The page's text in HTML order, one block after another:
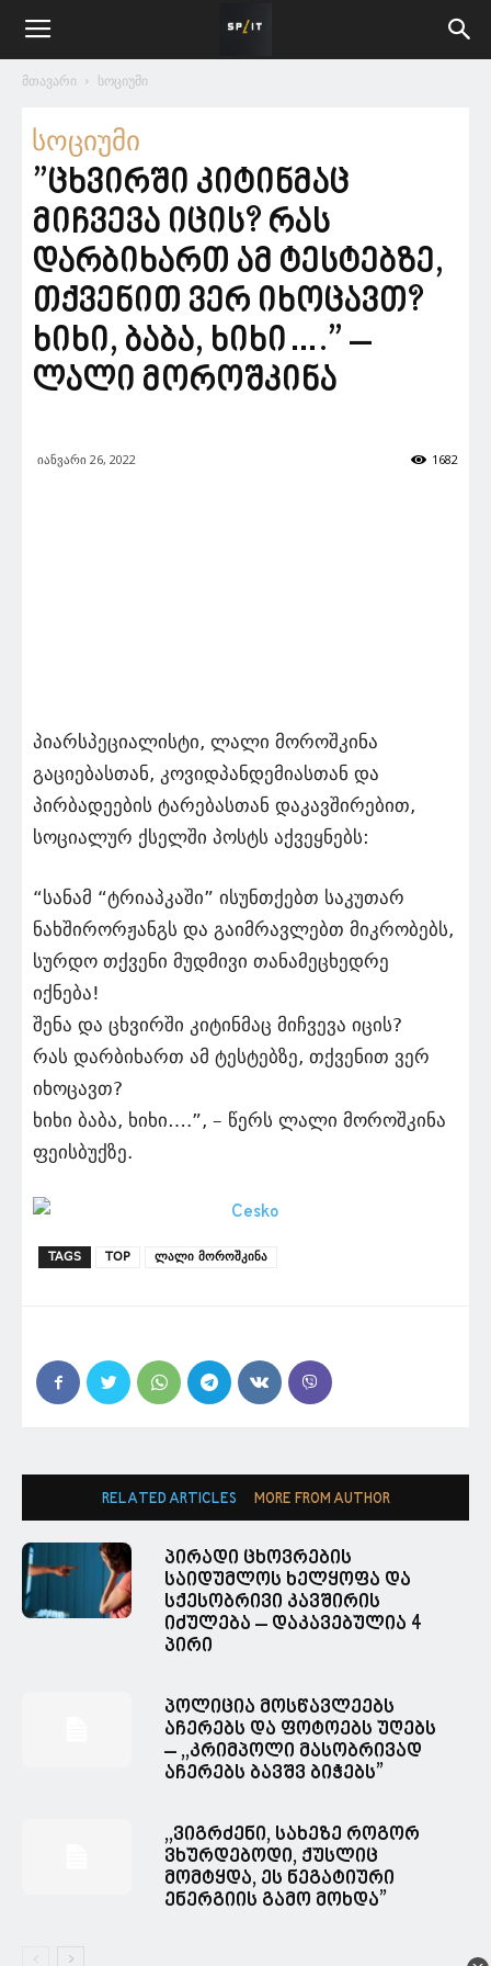
მთავარი სოციუმი
სოციუმი
”ცხვირში კიტინმაც
მიჩვევა იცის? რას
დარბიხართ ამ ტესტებზე,
თქვენით ვერ იხოცავთ?
ხიხი, ბაბა, ხიხი….” –
ლალი მოროშკინა
იანვარი 26, 2022 1682
პიარსპეციალისტი, ლალი მოროშკინა
გაციებასთან, კოვიდპანდემიასთან და
პირბადეების ტარებასთან დაკავშირებით,
სოციალურ ქსელში პოსტს აქვეყნებს:
“სანამ “ტრიაპკაში” ისუნთქებთ საკუთარ
ნახშირორჟანგს და გაიმრავლებთ მიკრობებს,
სურდო თქვენი მუდმივი თანამეცხედრე
იქნება!
შენა და ცხვირში კიტინმაც მიჩვევა იცის?
რას დარბიხართ ამ ტესტებზე, თქვენით ვერ
იხოცავთ?
ხიხი ბაბა, ხიხი….”, – წერს ლალი მოროშკინა
ფეისბუქზე.
TAGS TOP ლალი მოროშკინა
RELATED ARTICLES MORE FROM AUTHOR
პირადი ცხოვრების
საიდუმლოს ხელყოფა და
სქესობრივი კავშირის
იძულება – დაკავებულია 4
პირი
პოლიცია მოსწავლეებს
აჩერებს და ფოტოებს უღებს
– ,,კრიმპოლი მასობრივად
აჩერებს ბავშვ ბიჭებს”
,,ვიგრძენი, სახეზე როგორ
ვხურდებოდი, ქუსლიც
მომტყდა, ეს ნეგატიური
ენერგიის გამო მოხდა”